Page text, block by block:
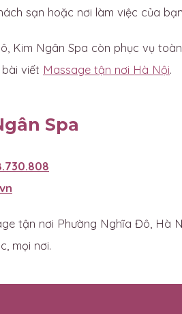
sạn hoặc nơi làm việc của
Kim Ngân Spa còn phục vụ
viết Massage tận nơi Hà Nội.
Spa
tận nơi Phường Nghĩa Đô, Hà
mọi nơi.